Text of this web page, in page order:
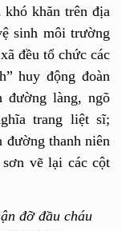
khó khăn trên địa
sinh môi trường
đều tổ chức các
huy động đoàn
đường làng, ngõ
trang liệt sĩ;
đường thanh niên
vẽ lại các cột